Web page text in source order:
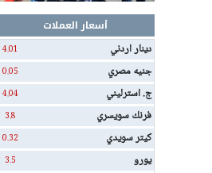
أسعار العملات
دينار اردني
4.01
جنيه مصري 0.05
ج. استرليني 4.04
فرنك سويسري 3.8
كيتر سويدي 0.32
يورو 3.5